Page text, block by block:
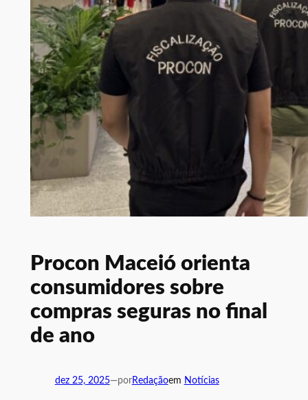
Procon Maceió orienta
consumidores sobre
compras seguras no final
de ano
dez 25, 2025—porRedaçãoem Notícias